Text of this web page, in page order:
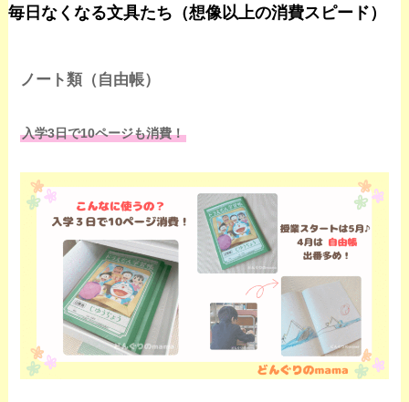
毎日なくなる文具たち（想像以上の消費スピード）
ノート類（自由帳）
入学3日で10ページも消費！